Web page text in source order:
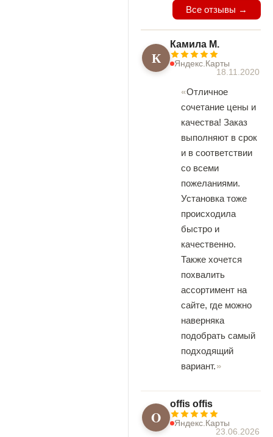
Все отзывы →
К
Камила М.
Яндекс.Карты
18.11.2020
Отличное
сочетание цены и
качества! Заказ
выполняют в срок
и в соответствии
со всеми
пожеланиями.
Установка тоже
происходила
быстро и
качественно.
Также хочется
похвалить
ассортимент на
сайте, где можно
наверняка
подобрать самый
подходящий
вариант.
O
offis offis
Яндекс.Карты
23.06.2026